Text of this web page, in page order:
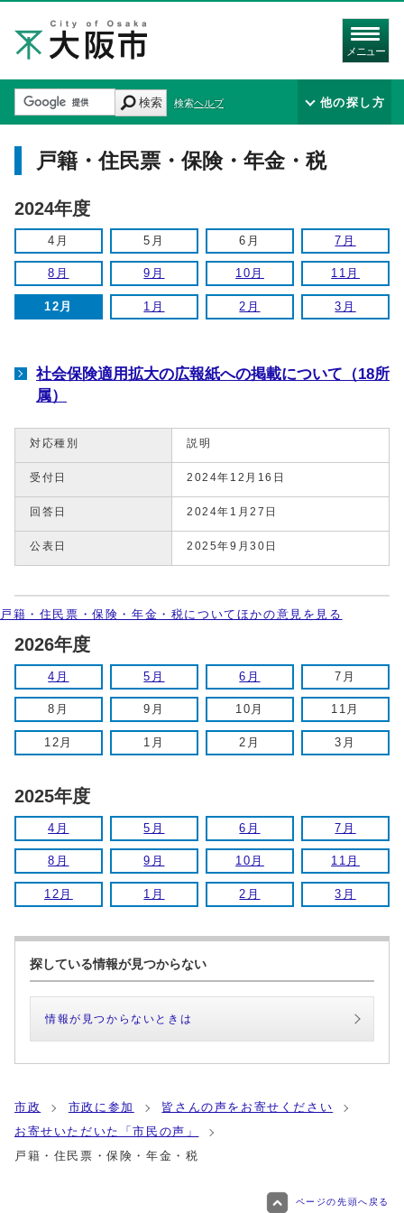
メニュー
検索 検索ヘルプ 他の探し方
戸籍・住民票・保険・年金・税
2024年度
4月 5月 6月 7月
8月 9月 10月 11月
12月 1月 2月 3月
社会保険適用拡大の広報紙への掲載について（18所
属）
対応種別 説明
受付日 2024年12月16日
回答日 2024年1月27日
公表日 2025年9月30日
戸籍・住民票・保険・年金・税についてほかの意見を見る
2026年度
4月 5月 6月 7月
8月 9月 10月 11月
12月 1月 2月 3月
2025年度
4月 5月 6月 7月
8月 9月 10月 11月
12月 1月 2月 3月
探している情報が見つからない
情報が見つからないときは
市政 市政に参加
皆さんの声をお寄せください
お寄せいただいた「市民の声」
戸籍・住民票・保険・年金・税
ページの先頭へ戻る